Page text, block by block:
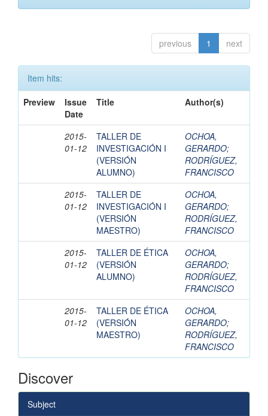
previous 1 next
Item hits:
Preview
Issue
Date
Title Author(s)
2015-
01-12
TALLER DE
INVESTIGACIÓN I
(VERSIÓN
ALUMNO)
OCHOA,
GERARDO;
RODRÍGUEZ,
FRANCISCO
2015-
01-12
TALLER DE
INVESTIGACIÓN I
(VERSIÓN
MAESTRO)
OCHOA,
GERARDO;
RODRÍGUEZ,
FRANCISCO
2015-
01-12
TALLER DE ÉTICA
(VERSIÓN
ALUMNO)
OCHOA,
GERARDO;
RODRÍGUEZ,
FRANCISCO
2015-
01-12
TALLER DE ÉTICA
(VERSIÓN
MAESTRO)
OCHOA,
GERARDO;
RODRÍGUEZ,
FRANCISCO
Discover
Subject